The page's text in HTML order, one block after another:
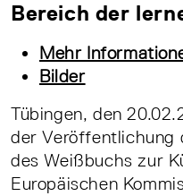
Bereich der
Mehr
Bilder
Tübingen, den
der Veröffentlichung
des Weißbuchs zur
Europäischen